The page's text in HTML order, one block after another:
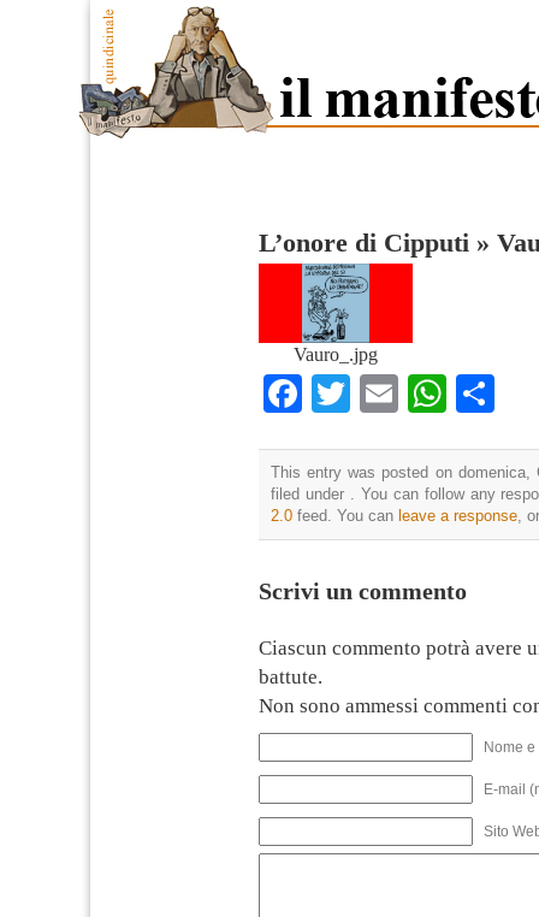
L’onore di Cipputi »
Vauro_.jpg
Facebook
TwitterEmail
This entry was posted on
filed under . You can follow any
2.0 feed. You can leave a response,
Scrivi un commento
Ciascun commento potrà avere
battute.
Non sono ammessi commenti
Nome
E-mail
Sito